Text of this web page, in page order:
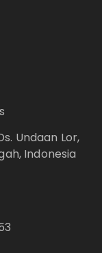
Undaan Lor,
Indonesia